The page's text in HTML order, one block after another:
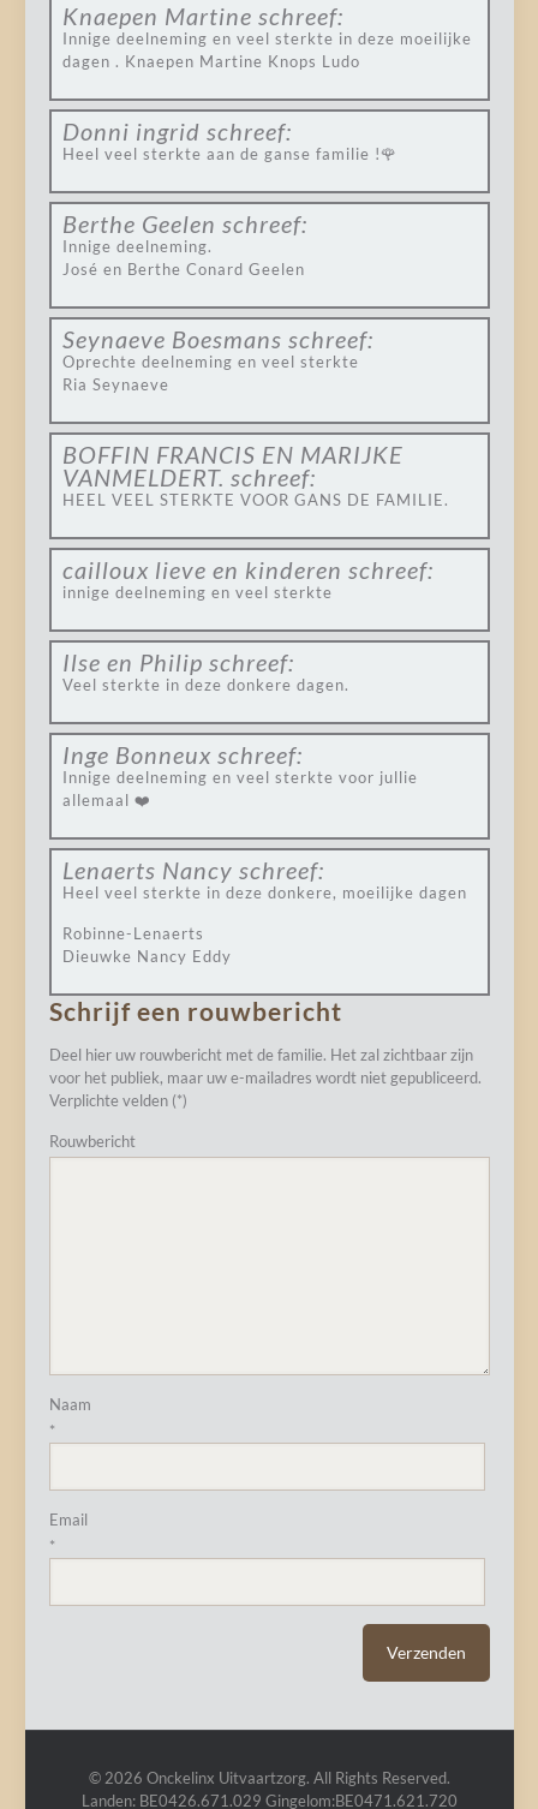
Knaepen Martine schreef:
Innige deelneming en veel sterkte in deze moeilijke
dagen . Knaepen Martine Knops Ludo
Donni ingrid schreef:
Heel veel sterkte aan de ganse familie !🌹
Berthe Geelen schreef:
Innige deelneming.
José en Berthe Conard Geelen
Seynaeve Boesmans schreef:
Oprechte deelneming en veel sterkte
Ria Seynaeve
BOFFIN FRANCIS EN MARIJKE
VANMELDERT. schreef:
HEEL VEEL STERKTE VOOR GANS DE FAMILIE.
cailloux lieve en kinderen schreef:
innige deelneming en veel sterkte
Ilse en Philip schreef:
Veel sterkte in deze donkere dagen.
Inge Bonneux schreef:
Innige deelneming en veel sterkte voor jullie
allemaal ❤️
Lenaerts Nancy schreef:
Heel veel sterkte in deze donkere, moeilijke dagen
Robinne-Lenaerts
Dieuwke Nancy Eddy
Schrijf een rouwbericht
Deel hier uw rouwbericht met de familie. Het zal zichtbaar zijn
voor het publiek, maar uw e-mailadres wordt niet gepubliceerd.
Verplichte velden (*)
Rouwbericht
Naam
*
Email
*
© 2026 Onckelinx Uitvaartzorg. All Rights Reserved.
Landen: BE0426.671.029 Gingelom:BE0471.621.720